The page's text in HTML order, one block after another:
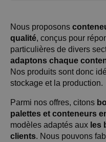
Nous proposons
qualité, conçus pour
particulières de divers
adaptons chaque
Nos produits sont donc
stockage et la production.
Parmi nos offres, citons
palettes et conteneurs
modèles adaptés aux les
clients. Nous pouvons